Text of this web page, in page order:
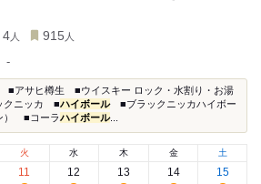
4 人 915 人
-
■アサヒ樽生 ■ウイスキー ロック・水割り・お湯
クニッカ ■ハイボール■ブラックニッカハイボー
） ■コーラハイボール...
火
11
水
12
木
13
金
14
土
15